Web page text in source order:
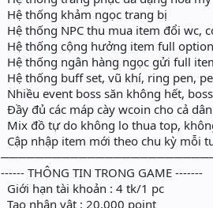
Hệ thống khảm ngọc trang bị
Hệ thống NPC thu mua item đổi wc,
Hệ thống cộng hưởng item full option
Hệ thống ngân hàng ngọc gửi full
Hệ thống buff set, vũ khí, ring pen,
Nhiều event boss săn không hết,
Đầy đủ các máp cày wcoin cho cả
Mix đồ tự do không lo thua top,
Cập nhập item mới theo chu kỳ mỗi
------ THÔNG TIN TRONG GAME -------
Giới hạn tài khoản : 4 tk/1 pc
Tạo nhân vật : 20.000 point